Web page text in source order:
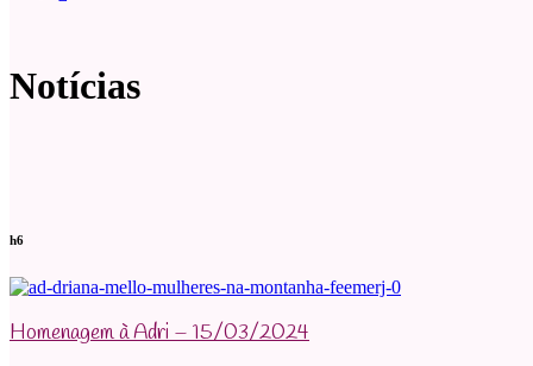
Notícias
h6
Homenagem à Adri – 15/03/2024